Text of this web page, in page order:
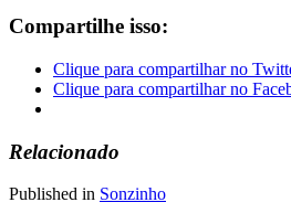
Compartilhe isso:
Clique para compartilhar no
Clique para compartilhar no
Relacionado
Published in Sonzinho